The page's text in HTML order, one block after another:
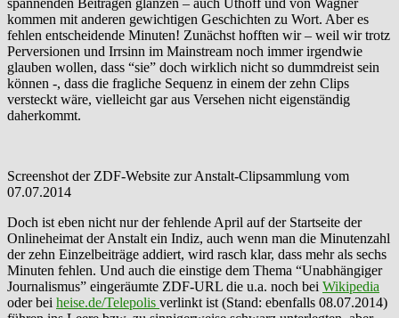
spannenden Beiträgen glänzen – auch Uthoff und von Wagner
kommen mit anderen gewichtigen Geschichten zu Wort. Aber es
fehlen entscheidende Minuten! Zunächst hofften wir – weil wir trotz
Perversionen und Irrsinn im Mainstream noch immer irgendwie
glauben wollen, dass “sie” doch wirklich nicht so dummdreist sein
können -, dass die fragliche Sequenz in einem der zehn Clips
versteckt wäre, vielleicht gar aus Versehen nicht eigenständig
daherkommt.
Screenshot der ZDF-Website zur Anstalt-Clipsammlung vom
07.07.2014
Doch ist eben nicht nur der fehlende April auf der Startseite der
Onlineheimat der Anstalt ein Indiz, auch wenn man die Minutenzahl
der zehn Einzelbeiträge addiert, wird rasch klar, dass mehr als sechs
Minuten fehlen. Und auch die einstige dem Thema “Unabhängiger
Journalismus” eingeräumte ZDF-URL die u.a. noch bei Wikipedia
oder bei heise.de/Telepolis verlinkt ist (Stand: ebenfalls 08.07.2014)